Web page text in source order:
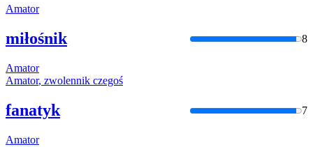
Amator
miłośnik 8
Amator
Amator, zwolennik czegoś
fanatyk 7
Amator